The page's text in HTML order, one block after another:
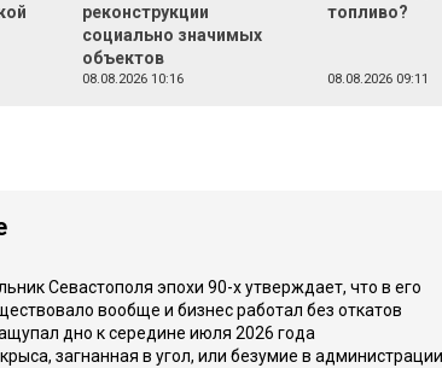
реконструкции
социально значимых
объектов
08.08.2026 10:16
топливо?
08.08.2026 09:11
Севастополя эпохи 90-х утверждает, что в его
вообще и бизнес работал без откатов
дно к середине июля 2026 года
загнанная в угол, или безумие в администрации